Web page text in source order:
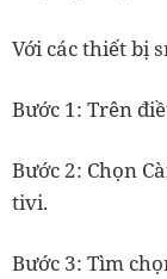
Với các thiết bị
Bước 1: Trên
Bước 2: Chọn
tivi.
Bước 3: Tìm